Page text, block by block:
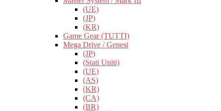
(UE)
(JP)
(KR)
Game Gear (TUTTI)
Mega Drive / Genesi
(JP)
(Stati Uniti)
(UE)
(AS)
(KR)
(CA)
(BR)